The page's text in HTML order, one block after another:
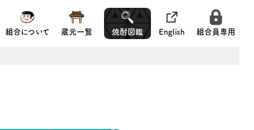
組合について 蔵元一覧 焼酎図鑑 English 組合員専用